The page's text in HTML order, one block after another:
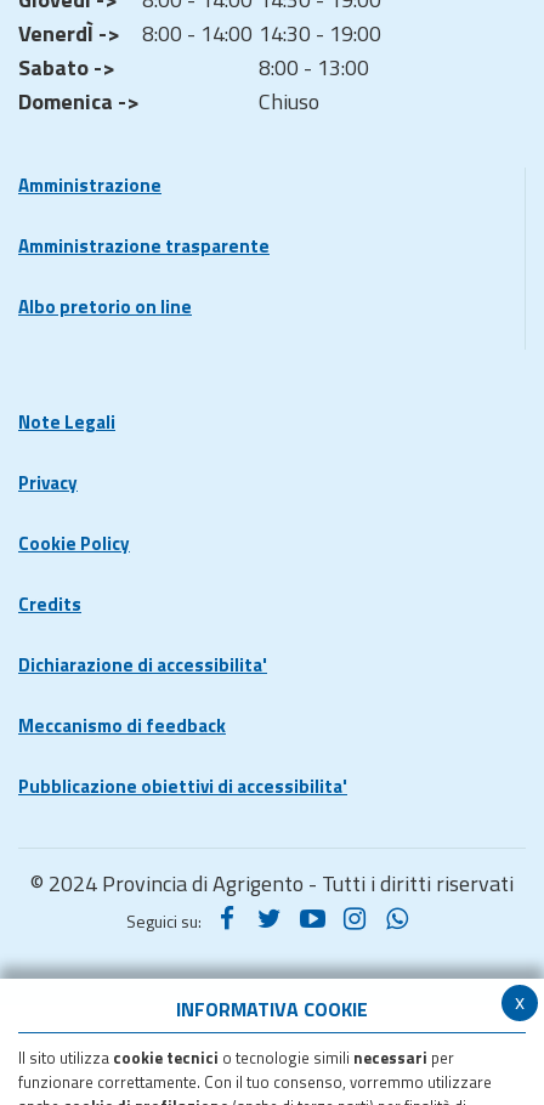
x
INFORMATIVA COOKIE
Il sito utilizza cookie tecnici o tecnologie simili necessari per
funzionare correttamente. Con il tuo consenso, vorremmo utilizzare
VenerdÌ ->
8:00 - 14:00 14:30 - 19:00
Sabato ->
8:00 - 13:00
Domenica ->
Chiuso
Amministrazione
Amministrazione trasparente
Albo pretorio on line
Note Legali
Privacy
Cookie Policy
Credits
Dichiarazione di accessibilita'
Meccanismo di feedback
Pubblicazione obiettivi di accessibilita'
© 2024 Provincia di Agrigento - Tutti i diritti riservati
Seguici su: